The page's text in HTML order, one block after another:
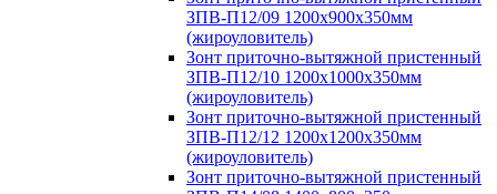
ЗПВ-П12/09 1200х900х350мм
(жироуловитель)
Зонт приточно-вытяжной пристенный
ЗПВ-П12/10 1200х1000х350мм
(жироуловитель)
Зонт приточно-вытяжной пристенный
ЗПВ-П12/12 1200х1200х350мм
(жироуловитель)
Зонт приточно-вытяжной пристенный